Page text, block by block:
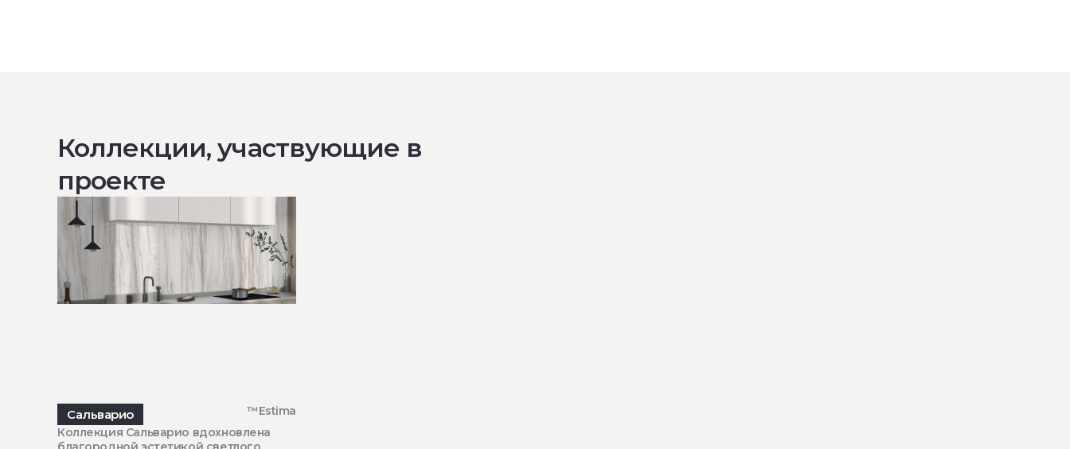
Коллекции, участвующие в
проекте
Сальварио
™Estima
Коллекция Сальварио вдохновлена